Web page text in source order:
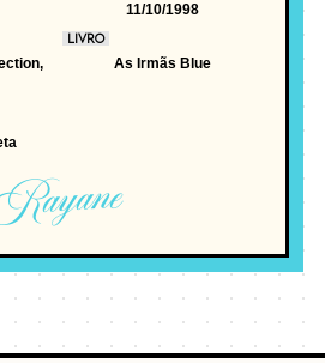
11/10/1998
LIVRO
As Irmãs Blue